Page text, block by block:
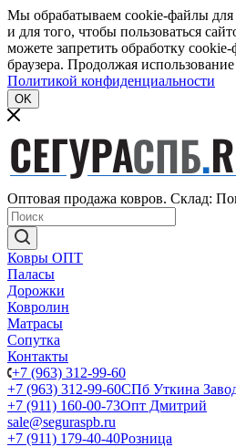
Мы обрабатываем cookie-файлы для
и для того, чтобы пользоваться
можете запретить обработку
браузера. Продолжая
Политикой конфиденциальности
OK
Оптовая продажа ковров. Склад:
Ковры ОПТ
Паласы
Дорожки
Ковролин
Матрасы
Сопутка
Контакты
+7 (963) 312-99-60
+7 (963) 312-99-60СПб Уткина
+7 (911) 160-00-73Опт Дмитрий
sale@seguraspb.ru
+7 (911) 179-40-40Розница